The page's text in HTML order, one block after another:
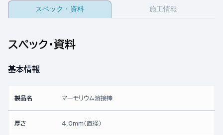
スペック・資料 施工情報
スペック・資料
基本情報
製品名 マーモリウム溶接棒
厚さ 4.0mm(直径)